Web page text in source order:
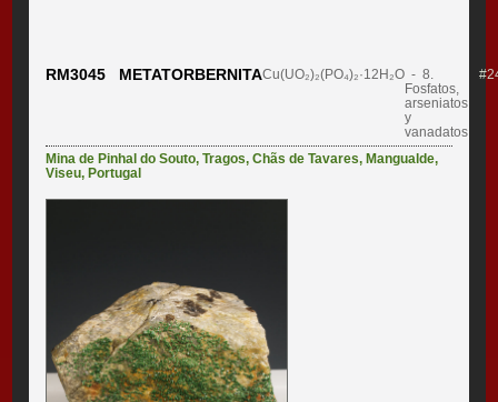
RM3045 METATORBERNITACu(UO₂)₂(PO₄)₂·12H₂O - 8.
Fosfatos,
arseniatos
y
vanadatos
Mina de Pinhal do Souto,Tragos,Chãs de Tavares, Mangualde,
Viseu, Portugal